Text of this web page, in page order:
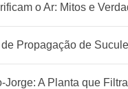
o Ar: Mitos e
Propagação de
Jorge: A Planta que